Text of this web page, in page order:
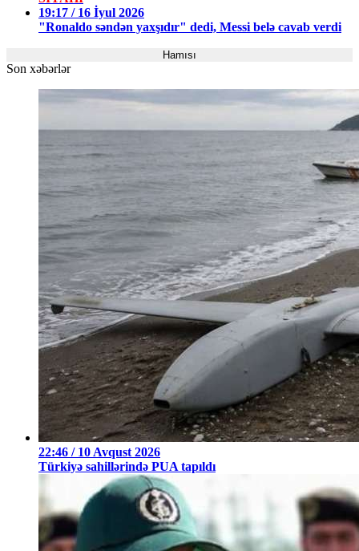
19:17 / 16 İyul 2026
"Ronaldo səndən yaxşıdır" dedi, Messi belə cavab verdi
Hamısı
Son xəbərlər
22:46 / 10 Avqust 2026
Türkiyə sahillərində PUA tapıldı